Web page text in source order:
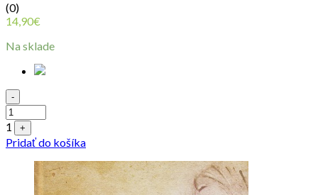
(0)
14,90€
Na sklade
Quantity
-
1 +
Pridať do košíka